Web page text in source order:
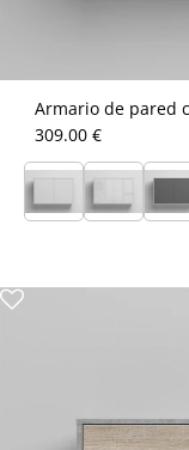
Armario de pared
309.00 €